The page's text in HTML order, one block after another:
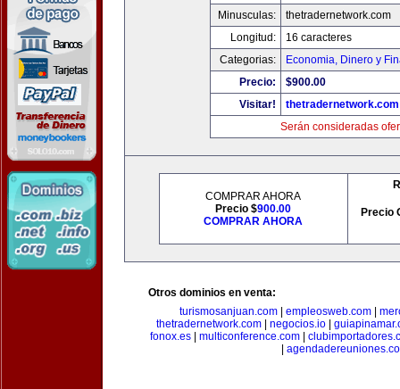
Minusculas:
thetradernetwork.com
Longitud:
16 caracteres
Categorias:
Economia, Dinero y
Precio:
$900.00
Visitar!
thetradernetwork.com
Serán consideradas
COMPRAR AHORA
Precio $900.00
COMPRAR AHORA
Precio
Otros dominios en venta:
turismosanjuan.com| empleosweb.com|
thetradernetwork.com
negocios.io
fonox.es| multiconference.com|